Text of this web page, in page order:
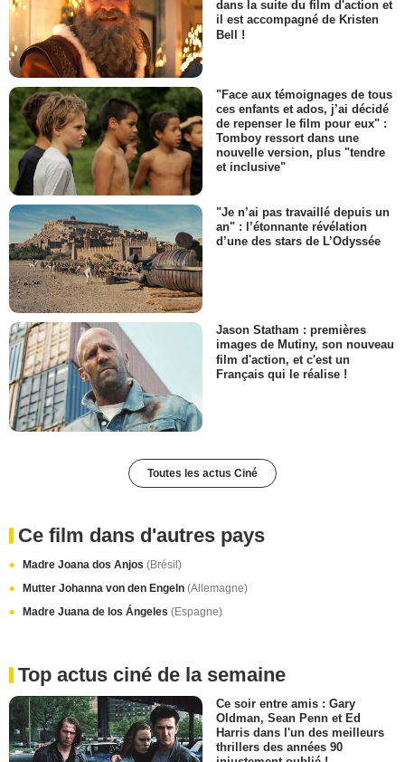
dans la suite du film d'action et
il est accompagné de Kristen
Bell !
"Face aux témoignages de tous
ces enfants et ados, j’ai décidé
de repenser le film pour eux" :
Tomboy ressort dans une
nouvelle version, plus "tendre
et inclusive"
"Je n’ai pas travaillé depuis un
an" : l’étonnante révélation
d’une des stars de L’Odyssée
Jason Statham : premières
images de Mutiny, son nouveau
film d'action, et c'est un
Français qui le réalise !
Toutes les actus Ciné
Ce film dans d'autres pays
Madre Joana dos Anjos (Brésil)
Mutter Johanna von den Engeln (Allemagne)
Madre Juana de los Ángeles (Espagne)
Top actus ciné de la semaine
Ce soir entre amis : Gary
Oldman, Sean Penn et Ed
Harris dans l'un des meilleurs
thrillers des années 90